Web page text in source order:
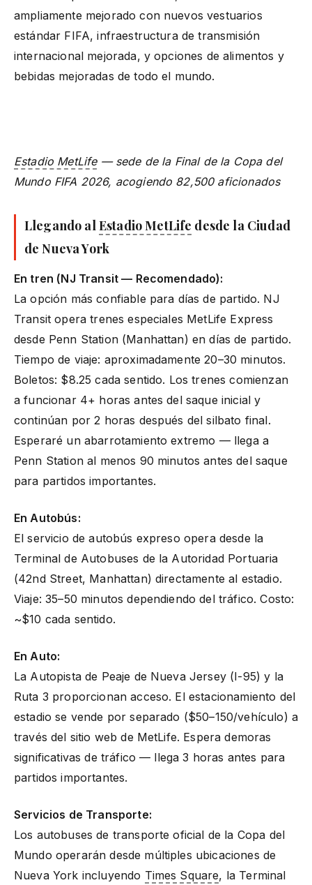
ampliamente mejorado con nuevos vestuarios
estándar FIFA, infraestructura de transmisión
internacional mejorada, y opciones de alimentos y
bebidas mejoradas de todo el mundo.
Estadio MetLife— sede de la Final de la Copa del
Mundo FIFA 2026, acogiendo 82,500 aficionados
Llegando alEstadio MetLife desde la Ciudad
de Nueva York
En tren (NJ Transit — Recomendado):
La opción más confiable para días de partido. NJ
Transit opera trenes especiales MetLife Express
desde Penn Station (Manhattan) en días de partido.
Tiempo de viaje: aproximadamente 20–30 minutos.
Boletos: $8.25 cada sentido. Los trenes comienzan
a funcionar 4+ horas antes del saque inicial y
continúan por 2 horas después del silbato final.
Esperaré un abarrotamiento extremo — llega a
Penn Station al menos 90 minutos antes del saque
para partidos importantes.
En Autobús:
El servicio de autobús expreso opera desde la
Terminal de Autobuses de la Autoridad Portuaria
(42nd Street, Manhattan) directamente al estadio.
Viaje: 35–50 minutos dependiendo del tráfico. Costo:
~$10 cada sentido.
En Auto:
La Autopista de Peaje de Nueva Jersey (I-95) y la
Ruta 3 proporcionan acceso. El estacionamiento del
estadio se vende por separado ($50–150/vehículo) a
través del sitio web de MetLife. Espera demoras
significativas de tráfico — llega 3 horas antes para
partidos importantes.
Servicios de Transporte:
Los autobuses de transporte oficial de la Copa del
Mundo operarán desde múltiples ubicaciones de
Nueva York incluyendo Times Square, la Terminal